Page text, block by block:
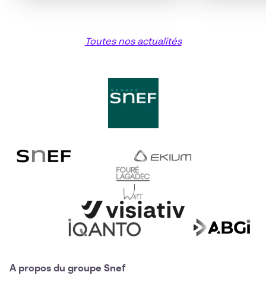
Toutes nos actualités
A propos du groupe Snef